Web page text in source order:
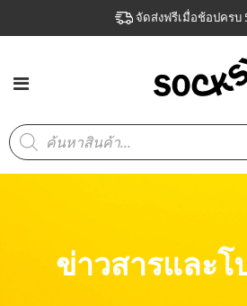
จัดส่งฟรีเมื่อช้อปครบ
ข่าวสารและ